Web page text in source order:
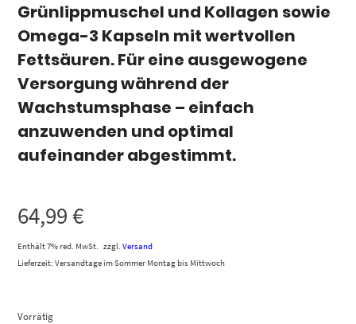
Grünlippmuschel und Kollagen sowie
Omega-3 Kapseln mit wertvollen
Fettsäuren. Für eine ausgewogene
Versorgung während der
Wachstumsphase – einfach
anzuwenden und optimal
aufeinander abgestimmt.
64,99€
Enthält 7% red. MwSt. zzgl.Versand
Lieferzeit: Versandtage im Sommer Montag bis Mittwoch
Vorrätig